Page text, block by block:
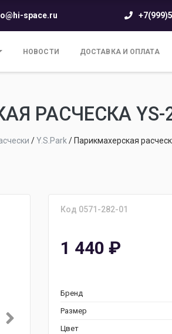
space.ru
НОВОСТИ ДОСТАВКА И ОПЛАТА
РАСЧЕСКА YS-
/Y.S.Park / Парикмахерская
Код 0571-282-01
1 440 ₽
Бренд
Размер
Цвет